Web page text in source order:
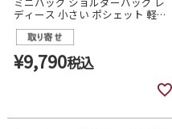
ディース 小さい ポシェット 軽い
革 ナイロン カジュアル ママ 斜め
がけ ブランド box21 1335500
¥9,790税込